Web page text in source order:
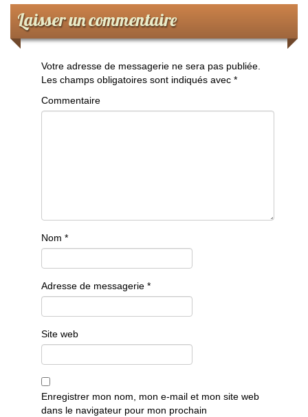
Laisser un commentaire
Votre adresse de messagerie ne sera pas publiée.
Les champs obligatoires sont indiqués avec *
Commentaire
Nom *
Adresse de messagerie *
Site web
Enregistrer mon nom, mon e-mail et mon site web
dans le navigateur pour mon prochain